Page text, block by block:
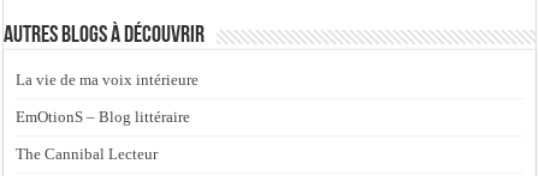
Autres blogs à découvrir
La vie de ma voix intérieure
EmOtionS – Blog littéraire
The Cannibal Lecteur